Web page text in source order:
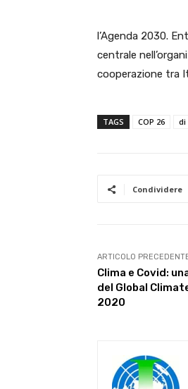
l’Agenda 2030.
centrale
cooperazione tra
TAGS COP 26 di
Condividere
ARTICOLO
Clima e Covid:
del Global
2020